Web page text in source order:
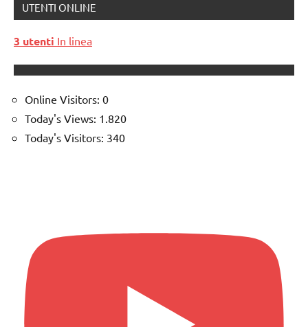
UTENTI ONLINE
3 utenti In linea
Online Visitors: 0
Today's Views: 1.820
Today's Visitors: 340